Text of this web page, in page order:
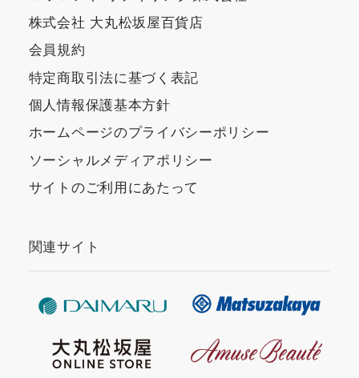
株式会社 大丸松坂屋百貨店
会員規約
特定商取引法に基づく表記
個人情報保護基本方針
ホームページのプライバシーポリシー
ソーシャルメディアポリシー
サイトのご利用にあたって
関連サイト